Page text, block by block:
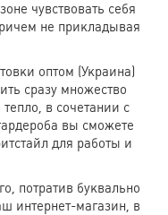
чувствовать себя
не прикладывая
оптом (Украина)
сразу множество
в сочетании с
вы сможете
для работы и
потратив буквально
интернет-магазин, в